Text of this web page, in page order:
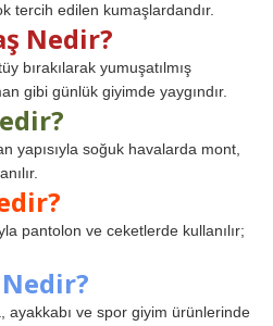
tercih edilen kumaşlardandır.
Nedir?
bırakılarak yumuşatılmış
gibi günlük giyimde yaygındır.
yapısıyla soğuk havalarda mont,
pantolon ve ceketlerde kullanılır;
ayakkabı ve spor giyim ürünlerinde